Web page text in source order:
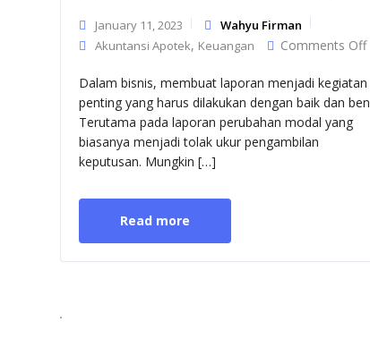
January 11, 2023
Wahyu Firman
Akuntansi Apotek, Keuangan Comments Off
Dalam bisnis, membuat laporan menjadi kegiatan
penting yang harus dilakukan dengan baik dan
Terutama pada laporan perubahan modal yang
biasanya menjadi tolak ukur pengambilan
keputusan. Mungkin […]
Read more